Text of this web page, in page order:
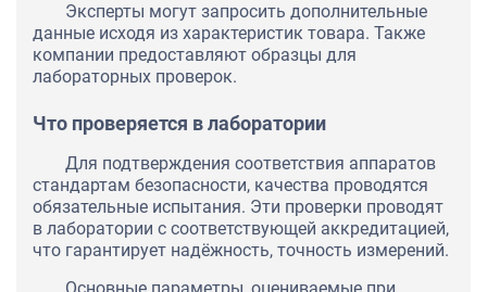
Эксперты могут запросить дополнительные
данные исходя из характеристик товара. Также
компании предоставляют образцы для
лабораторных проверок.
Что проверяется в лаборатории
Для подтверждения соответствия аппаратов
стандартам безопасности, качества проводятся
обязательные испытания. Эти проверки проводят
в лаборатории с соответствующей аккредитацией,
что гарантирует надёжность, точность измерений.